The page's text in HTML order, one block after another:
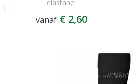
elastane.
vanaf € 2,60